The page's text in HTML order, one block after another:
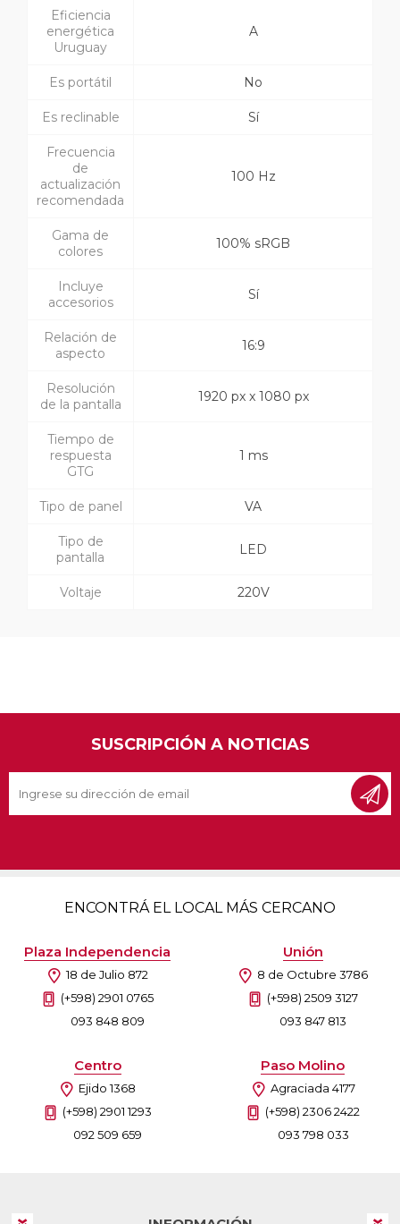
Eficiencia
energética
Uruguay
A
Es portátil No
Es reclinable Sí
Frecuencia
de
actualización
recomendada
100 Hz
Gama de
colores
100% sRGB
Incluye
accesorios
Sí
Relación de
aspecto
16:9
Resolución
de la pantalla
1920 px x 1080 px
Tiempo de
respuesta
GTG
1 ms
Tipo de panel VA
Tipo de
pantalla
LED
Voltaje 220V
SUSCRIPCIÓN A NOTICIAS
ENCONTRÁ EL LOCAL MÁS CERCANO
Plaza Independencia
18 de Julio 872
(+598) 2901 0765
093 848 809
Unión
8 de Octubre 3786
(+598) 2509 3127
093 847 813
Centro
Ejido 1368
(+598) 2901 1293
092 509 659
Paso Molino
Agraciada 4177
(+598) 2306 2422
093 798 033